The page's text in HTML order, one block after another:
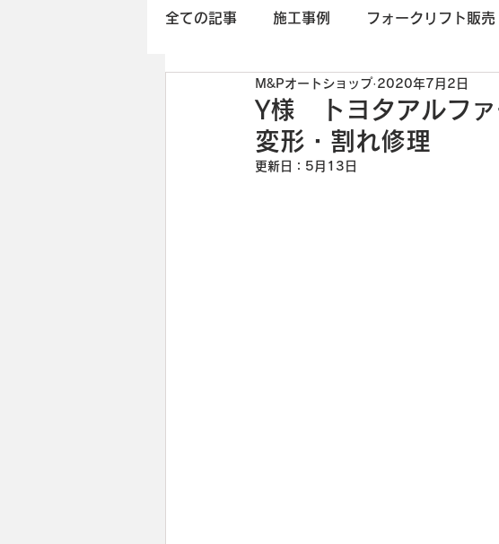
全ての記事 施工事例 フォークリフト販売
Y様 トヨタアルフ
変形・割れ修理
M&Pオートショップ 2020年7月2日
更新日： 5月13日